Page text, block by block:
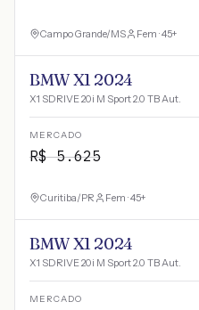
Campo Grande/MS Fem · 45+
BMW X1 2024
X1 SDRIVE 20i M Sport 2.0 TB Aut.
MERCADO
R$5.625
Curitiba/PR Fem · 45+
BMW X1 2024
X1 SDRIVE 20i M Sport 2.0 TB Aut.
MERCADO